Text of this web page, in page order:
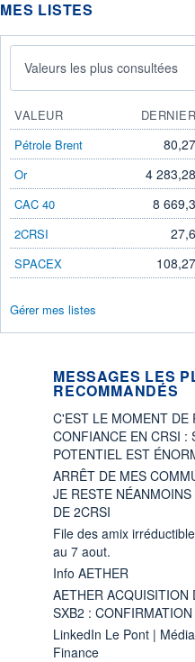
MES LISTES
Valeurs les plus consultées
VALEUR DERNIER
Pétrole Brent
80,27
Or 4 283,28
CAC 40 8 669,3
2CRSI 27,6
SPACEX 108,27
Gérer mes listes
MESSAGES LES
RECOMMANDÉS
C'EST LE MOMENT DE
CONFIANCE EN CRSI :
POTENTIEL EST
ARRÊT DE MES
JE RESTE
DE 2CRSI
File des amix
au 7 aout.
Info AETHER
AETHER ACQUISITION
SXB2 : CONFIRMATION
LinkedIn Le Pont |
Finance